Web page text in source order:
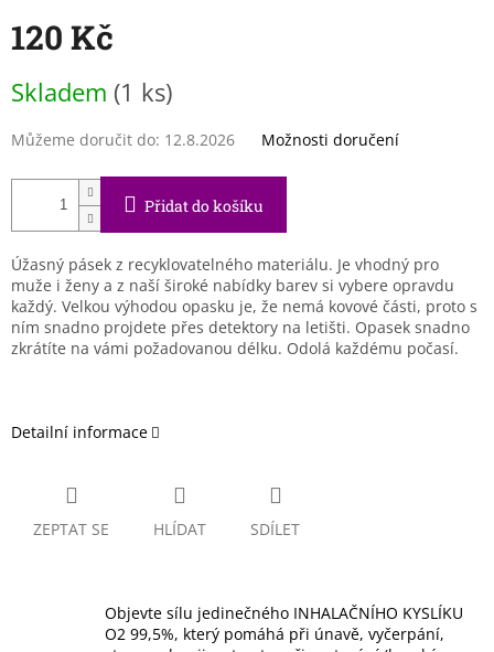
120 Kč
cena:
Skladem (1 ks)
Můžeme doručit do: 12.8.2026 Možnosti doručení
Přidat do košíku
Úžasný pásek z recyklovatelného materiálu. Je vhodný pro
muže i ženy a z naší široké nabídky barev si vybere opravdu
každý. Velkou výhodou opasku je, že nemá kovové části, proto s
ním snadno projdete přes detektory na letišti. Opasek snadno
zkrátíte na vámi požadovanou délku. Odolá každému počasí.
Detailní informace
ZEPTAT SE HLÍDAT SDÍLET
Objevte sílu jedinečného INHALAČNÍHO KYSLÍKU
O2 99,5%, který pomáhá při únavě, vyčerpání,